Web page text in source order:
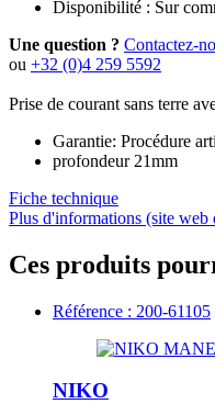
Disponibilité : Sur
Une question ? Contactez-
ou +32 (0)4 259 5592
Prise de courant sans terre
Garantie: Procédure
profondeur 21mm
Fiche technique
Plus d'informations (site web
Ces produits
Référence : 200-61105
NIKO